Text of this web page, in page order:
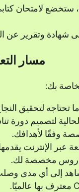
شهادة وتقرير عن
مسار
بك:
تحتاجه لتحقيق
لتصميم دورة
وفقًا لأهدافك.
عبر الإنترنت
مخصصة لك.
إلى أي مدى